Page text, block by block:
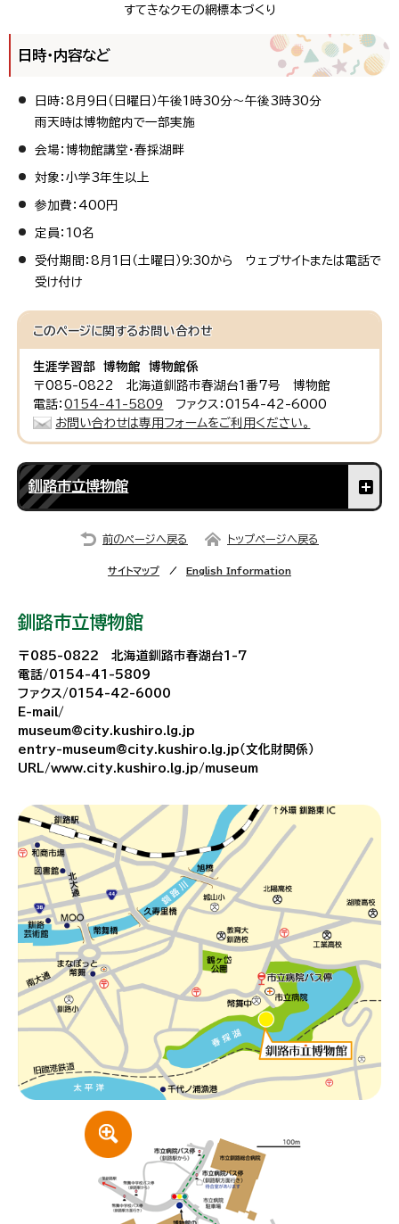
すてきなクモの網標本づくり
日時・内容など
日時：8月9日（日曜日）午後1時30分～午後3時30分
雨天時は博物館内で一部実施
会場：博物館講堂・春採湖畔
対象：小学3年生以上
参加費：400円
定員：10名
受付期間：8月1日（土曜日）9:30から ウェブサイトまたは電話で
受け付け
このページに関するお問い合わせ
生涯学習部 博物館 博物館係
〒085-0822 北海道釧路市春湖台1番7号 博物館
電話：0154-41-5809
ファクス：0154-42-6000
お問い合わせは専用フォームをご利用ください。
釧路市立博物館
前のページへ戻る トップページへ戻る
サイトマップ English Information
釧路市立博物館
〒085-0822 北海道釧路市春湖台1-7
電話/0154-41-5809
ファクス/0154-42-6000
E-mail/
museum@city.kushiro.lg.jp
entry-museum@city.kushiro.lg.jp（文化財関係）
URL/www.city.kushiro.lg.jp/museum